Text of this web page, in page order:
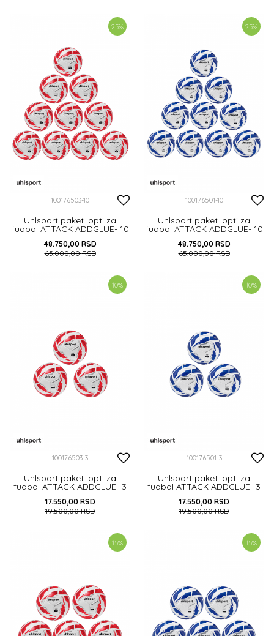
DODAJ U KORPU
25%
100176503-10
Uhlsport paket lopti za
fudbal ATTACK ADDGLUE- 10
48.750,00 RSD
65.000,00RSD
DODAJ U KORPU
25%
100176501-10
Uhlsport paket lopti za
fudbal ATTACK ADDGLUE- 10
48.750,00 RSD
65.000,00RSD
DODAJ U KORPU
10%
100176503-3
Uhlsport paket lopti za
fudbal ATTACK ADDGLUE- 3
17.550,00 RSD
19.500,00RSD
DODAJ U KORPU
10%
100176501-3
Uhlsport paket lopti za
fudbal ATTACK ADDGLUE- 3
17.550,00 RSD
19.500,00RSD
DODAJ U KORPU
15% 15%